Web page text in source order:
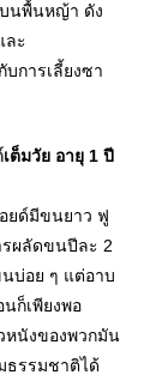
บนพื้นหญ้า ดัง
ละ
บการเลี้ยงซา
เต็มวัย อายุ 1 ปี
ยด์มีขนยาว ฟู
ผลัดขนปีละ 2
บ่อย ๆ แต่อาบ
ก็เพียงพอ
หนังของพวกมัน
ธรรมชาติได้